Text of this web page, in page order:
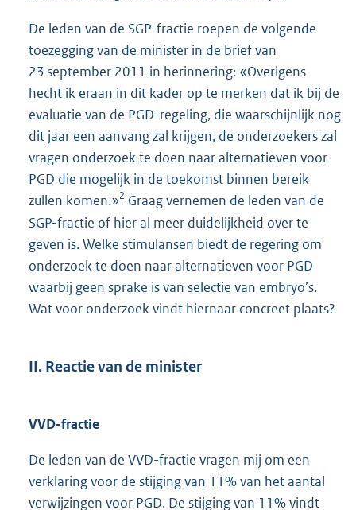
De leden van de SGP-fractie roepen de volgende
toezegging van de minister in de brief van
23 september 2011 in herinnering: «Overigens
hecht ik eraan in dit kader op te merken dat ik bij de
evaluatie van de PGD-regeling, die waarschijnlijk nog
dit jaar een aanvang zal krijgen, de onderzoekers zal
vragen onderzoek te doen naar alternatieven voor
PGD die mogelijk in de toekomst binnen bereik
zullen komen.»2 Graag vernemen de leden van de
SGP-fractie of hier al meer duidelijkheid over te
geven is. Welke stimulansen biedt de regering om
onderzoek te doen naar alternatieven voor PGD
waarbij geen sprake is van selectie van embryo’s.
Wat voor onderzoek vindt hiernaar concreet plaats?
II. Reactie van de minister
VVD-fractie
De leden van de VVD-fractie vragen mij om een
verklaring voor de stijging van 11% van het aantal
verwijzingen voor PGD. De stijging van 11% vindt